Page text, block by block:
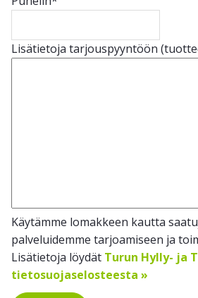
Lisätietoja tarjouspyyntöön
Käytämme lomakkeen kautta
palveluidemme tarjoamiseen ja
Lisätietoja löydät Turun Hylly- ja
tietosuojaselosteesta »